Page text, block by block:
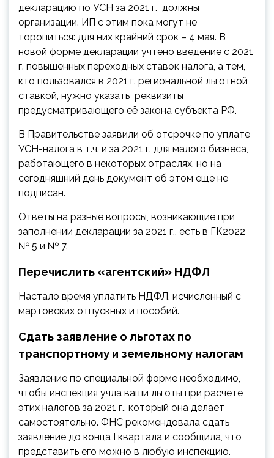
декларацию по УСН за 2021 г. должны
организации. ИП с этим пока могут не
торопиться: для них крайний срок – 4 мая. В
новой форме декларации учтено введение с 2021
г. повышенных переходных ставок налога, а тем,
кто пользовался в 2021 г. региональной льготной
ставкой, нужно указать реквизиты
предусматривающего её закона субъекта РФ.
В Правительстве заявили об отсрочке по уплате
УСН-налога в т.ч. и за 2021 г. для малого бизнеса,
работающего в некоторых отраслях, но на
сегодняшний день документ об этом еще не
подписан.
Ответы на разные вопросы, возникающие при
заполнении декларации за 2021 г., есть в ГК2022
№ 5 и № 7.
Перечислить «агентский» НДФЛ
Настало время уплатить НДФЛ, исчисленный с
мартовских отпускных и пособий.
Сдать заявление о льготах по
транспортному и земельному налогам
Заявление по специальной форме необходимо,
чтобы инспекция учла ваши льготы при расчете
этих налогов за 2021 г., который она делает
самостоятельно. ФНС рекомендовала сдать
заявление до конца I квартала и сообщила, что
представить его можно в любую инспекцию.